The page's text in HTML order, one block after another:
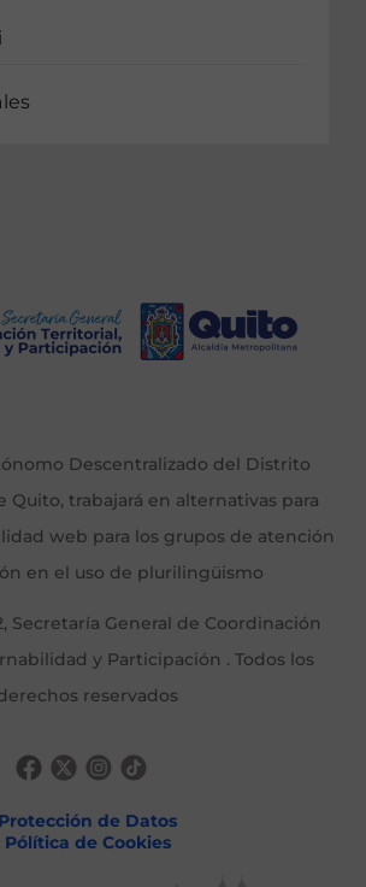
Descentralizado del Distrito
Quito, trabajará en alternativas para
web para los grupos de atención
en el uso de plurilingüismo
Secretaría General de Coordinación
y Participación . Todos los
reservados
Protección de Datos
Pólítica de Cookies